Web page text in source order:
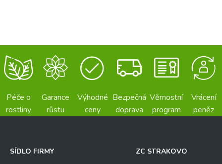
Péče o
rostliny
Garance
růstu
Výhodné
ceny
Bezpečná
doprava
Věrnostní
program
Vrácení
peněz
SÍDLO FIRMY
ZC STRAKOVO